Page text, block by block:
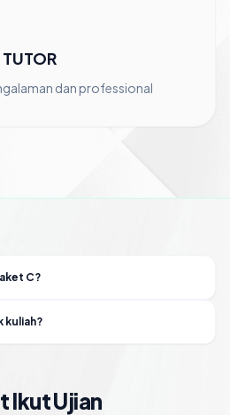
dan professional
C?
kuliah?
Ikut Ujian